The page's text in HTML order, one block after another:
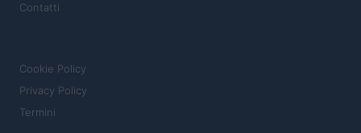
Contatti
Cookie Policy
Privacy Policy
Termini